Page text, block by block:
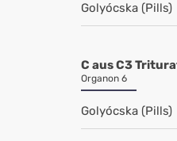
Golyócska (Pills)
C aus C3
Organon 6
Golyócska (Pills)